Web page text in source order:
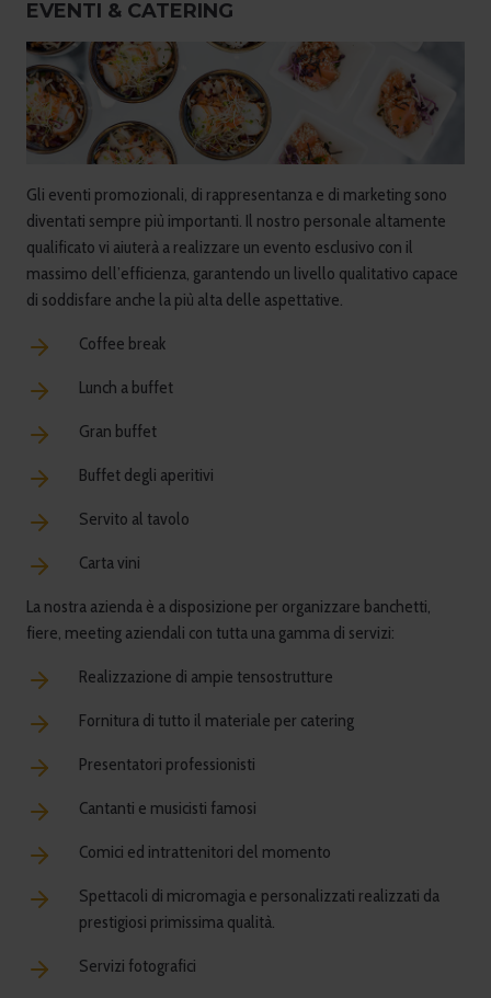
EVENTI & CATERING
Gli eventi promozionali, di rappresentanza e di marketing sono
diventati sempre più importanti. Il nostro personale altamente
qualificato vi aiuterà a realizzare un evento esclusivo con il
massimo dell’efficienza, garantendo un livello qualitativo capace
di soddisfare anche la più alta delle aspettative.
Coffee break
Lunch a buffet
Gran buffet
Buffet degli aperitivi
Servito al tavolo
Carta vini
La nostra azienda è a disposizione per organizzare banchetti,
fiere, meeting aziendali con tutta una gamma di servizi:
Realizzazione di ampie tensostrutture
Fornitura di tutto il materiale per catering
Presentatori professionisti
Cantanti e musicisti famosi
Comici ed intrattenitori del momento
Spettacoli di micromagia e personalizzati realizzati da
prestigiosi primissima qualità.
Servizi fotografici